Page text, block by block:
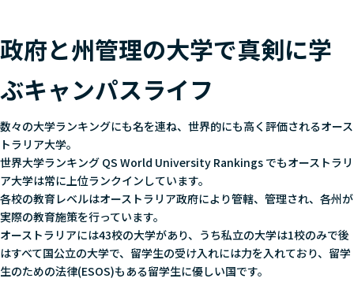
政府と州管理の大学で真剣に学
ぶキャンパスライフ
数々の大学ランキングにも名を連ね、世界的にも高く評価されるオース
トラリア大学。
世界大学ランキング QS World University Rankings でもオーストラリ
ア大学は常に上位ランクインしています。
各校の教育レベルはオーストラリア政府により管轄、管理され、各州が
実際の教育施策を行っています。
オーストラリアには43校の大学があり、うち私立の大学は1校のみで後
はすべて国公立の大学で、留学生の受け入れには力を入れており、留学
生のための法律(ESOS)もある留学生に優しい国です。